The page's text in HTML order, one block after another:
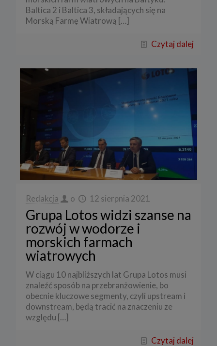
Baltica 2 i Baltica 3, składających się na
Morską Farmę Wiatrową […]
Czytaj dalej
Redakcja o 12 sierpnia 2021
Grupa Lotos widzi szanse na
rozwój w wodorze i
morskich farmach
wiatrowych
W ciągu 10 najbliższych lat Grupa Lotos musi
znaleźć sposób na przebranżowienie, bo
obecnie kluczowe segmenty, czyli upstream i
downstream, będą tracić na znaczeniu ze
względu […]
Czytaj dalej